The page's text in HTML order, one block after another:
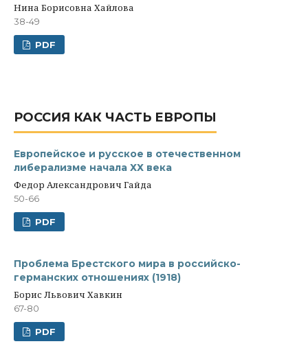
Нина Борисовна Хайлова
38-49
PDF
РОССИЯ КАК ЧАСТЬ ЕВРОПЫ
Европейское и русское в отечественном
либерализме начала ХХ века
Федор Александрович Гайда
50-66
PDF
Проблема Брестского мира в российско-
германских отношениях (1918)
Борис Львович Хавкин
67-80
PDF